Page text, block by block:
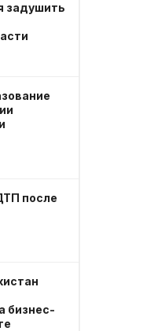
задушить
после
бизнес-